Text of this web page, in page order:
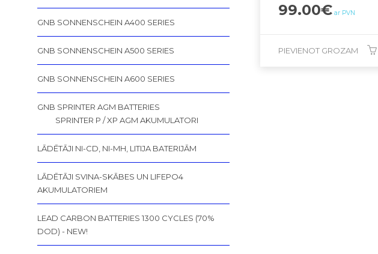
99.00€ ar PVN
PIEVIENOT GROZAM
GNB SONNENSCHEIN A400 SERIES
GNB SONNENSCHEIN A500 SERIES
GNB SONNENSCHEIN A600 SERIES
GNB SPRINTER AGM BATTERIES
SPRINTER P / XP AGM AKUMULATORI
LĀDĒTĀJI NI-CD, NI-MH, LITIJA BATERIJĀM
LĀDĒTĀJI SVINA-SKĀBES UN LIFEPO4
AKUMULATORIEM
LEAD CARBON BATTERIES 1300 CYCLES (70%
DOD) - NEW!